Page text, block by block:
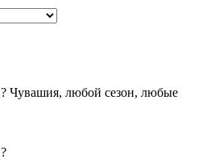
Чувашия, любой сезон, любые